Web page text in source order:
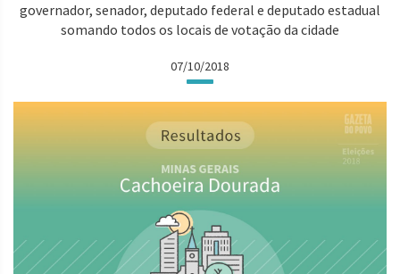
governador, senador, deputado federal e deputado estadual
somando todos os locais de votação da cidade
07/10/2018